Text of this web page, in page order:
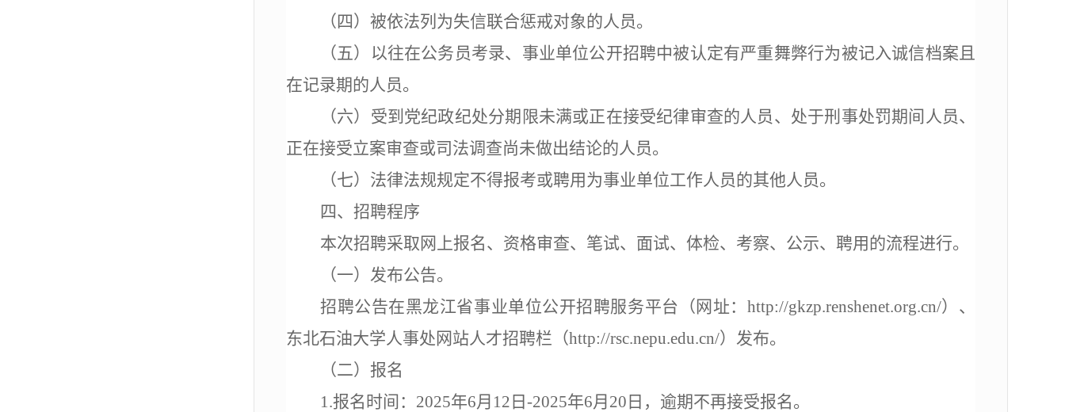
（四）被依法列为失信联合惩戒对象的人员。
（五）以往在公务员考录、事业单位公开招聘中被认定有严重舞弊行为被记入诚信档案且
在记录期的人员。
（六）受到党纪政纪处分期限未满或正在接受纪律审查的人员、处于刑事处罚期间人员、
正在接受立案审查或司法调查尚未做出结论的人员。
（七）法律法规规定不得报考或聘用为事业单位工作人员的其他人员。
四、招聘程序
本次招聘采取网上报名、资格审查、笔试、面试、体检、考察、公示、聘用的流程进行。
（一）发布公告。
招聘公告在黑龙江省事业单位公开招聘服务平台（网址： http://gkzp.renshenet.org.cn/）、
东北石油大学人事处网站人才招聘栏（http://rsc.nepu.edu.cn/）发布。
（二）报名
1.报名时间： 2025年6月 12 日 -2025年6月 20 日，逾期不再接受报名。